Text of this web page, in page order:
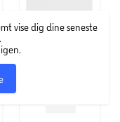
vise dig dine seneste